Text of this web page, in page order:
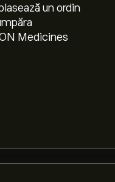
un ordin
Medicines